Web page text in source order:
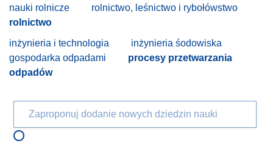
nauki rolnicze
rolnictwo, leśnictwo i rybołówstwo
rolnictwo
inżynieria i technologia
inżynieria śodowiska
gospodarka odpadami
procesy przetwarzania
odpadów
Zaproponuj dodanie nowych dziedzin nauki